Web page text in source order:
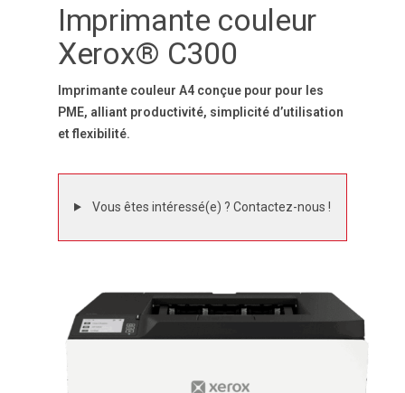
Imprimante couleur
Xerox® C300
Imprimante couleur A4 conçue pour pour les
PME, alliant productivité, simplicité d’utilisation
et flexibilité.
Vous êtes intéressé(e) ? Contactez-nous !